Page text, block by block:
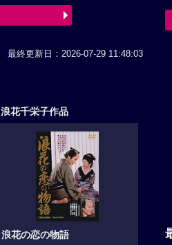
最終更新日：2026-07-29 11:48:03
浪花千栄子作品
浪花の恋の物語